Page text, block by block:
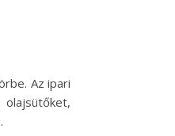
Az ipari
olajsütőket,